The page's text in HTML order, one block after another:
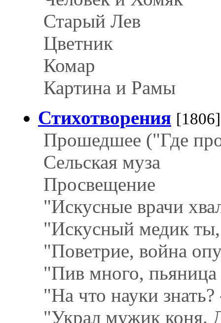
Старый Лев
Цветник
Комар
Картина и Рамы
Стихотворения [1806]
Прошедшее ("Где
Сельская муза
Просвещение
"Искусные врачи
"Искусный медик
"Поветрие, война
"Пив много,
"На что науки
"Украл мужик коня.